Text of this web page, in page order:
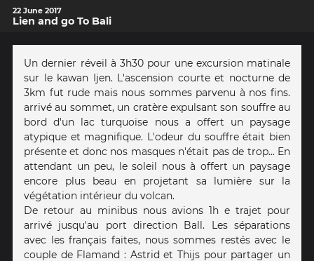
22 June 2017
Lien and go To Bali
Un dernier réveil à 3h30 pour une excursion matinale
sur le kawan Ijen. L'ascension courte et nocturne de
3km fut rude mais nous sommes parvenu à nos fins.
arrivé au sommet, un cratère expulsant son souffre au
bord d'un lac turquoise nous a offert un paysage
atypique et magnifique. L'odeur du souffre était bien
présente et donc nos masques n'était pas de trop... En
attendant un peu, le soleil nous à offert un paysage
encore plus beau en projetant sa lumière sur la
végétation intérieur du volcan.
De retour au minibus nous avions 1h e trajet pour
arrivé jusqu'au port direction Ball. Les séparations
avec les français faites, nous sommes restés avec le
couple de Flamand : Astrid et Thijs pour partager un